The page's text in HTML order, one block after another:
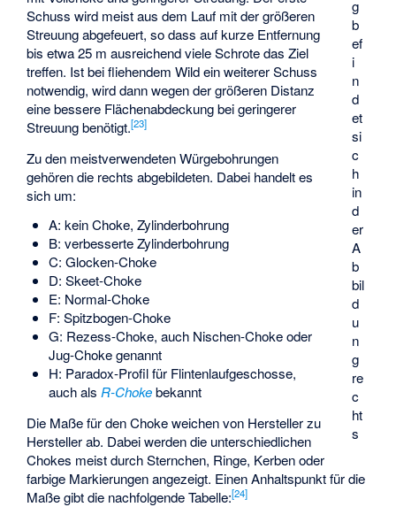
g
b
ef
i
n
d
et
si
c
h
in
d
er
A
b
bil
d
u
n
g
re
c
ht
s
Schuss wird meist aus dem Lauf mit der größeren
Streuung abgefeuert, so dass auf kurze Entfernung
bis etwa 25 m ausreichend viele Schrote das Ziel
treffen. Ist bei fliehendem Wild ein weiterer Schuss
notwendig, wird dann wegen der größeren Distanz
eine bessere Flächenabdeckung bei geringerer
Streuung benötigt.[23]
Zu den meistverwendeten Würgebohrungen
gehören die rechts abgebildeten. Dabei handelt es
sich um:
A: kein Choke, Zylinderbohrung
B: verbesserte Zylinderbohrung
C: Glocken-Choke
D: Skeet-Choke
E: Normal-Choke
F: Spitzbogen-Choke
G: Rezess-Choke, auch Nischen-Choke oder
Jug-Choke genannt
H: Paradox-Profil für Flintenlaufgeschosse,
auch als R-Chokebekannt
Die Maße für den Choke weichen von Hersteller zu
Hersteller ab. Dabei werden die unterschiedlichen
Chokes meist durch Sternchen, Ringe, Kerben oder
farbige Markierungen angezeigt. Einen Anhaltspunkt für die
Maße gibt die nachfolgende Tabelle:[24]